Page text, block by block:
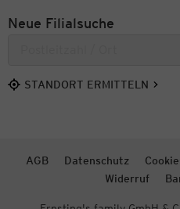
Neue Filialsuche
STANDORT ERMITTELN
AGB Datenschutz
Widerruf